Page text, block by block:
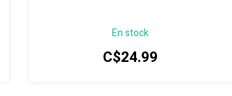
En stock
C$24.99